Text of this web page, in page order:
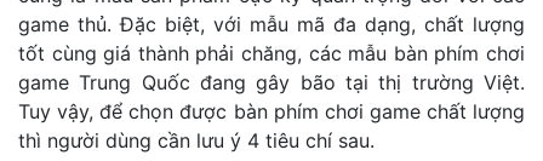
game thủ. Đặc biệt, với mẫu mã đa dạng, chất lượng
tốt cùng giá thành phải chăng, các mẫu bàn phím chơi
game Trung Quốc đang gây bão tại thị trường Việt.
Tuy vậy, để chọn được bàn phím chơi game chất lượng
thì người dùng cần lưu ý 4 tiêu chí sau.